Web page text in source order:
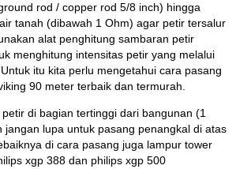
rod / copper rod 5/8 inch) hingga
tanah (dibawah 1 Ohm) agar petir tersalur
alat penghitung sambaran petir
menghitung intensitas petir yang melalui
itu kita perlu mengetahui cara pasang
90 meter terbaik dan termurah.
di bagian tertinggi dari bangunan (1
jangan lupa untuk pasang penangkal di atas
di cara pasang juga lampur tower
xgp 388 dan philips xgp 500